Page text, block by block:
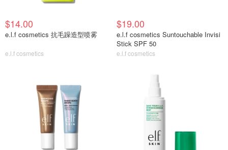
$14.00
e.l.f cosmetics 抗毛躁造型喷雾
e.l.f cosmetics
$19.00
e.l.f cosmetics Suntouchable Invisi
Stick SPF 50
e.l.f cosmetics